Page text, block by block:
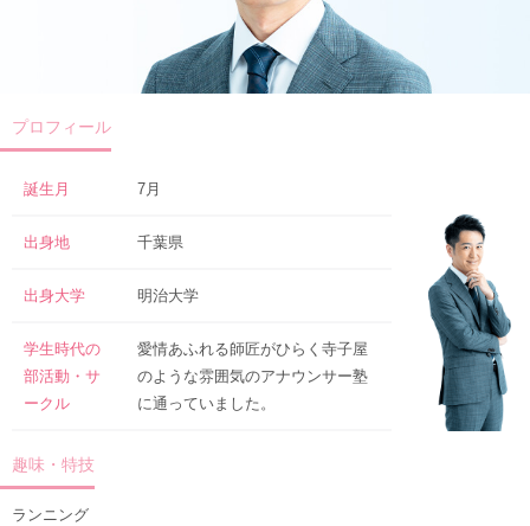
プロフィール
誕生月 7月
出身地 千葉県
出身大学 明治大学
学生時代の
部活動・サ
ークル
愛情あふれる師匠がひらく寺子屋
のような雰囲気のアナウンサー塾
に通っていました。
趣味・特技
ランニング